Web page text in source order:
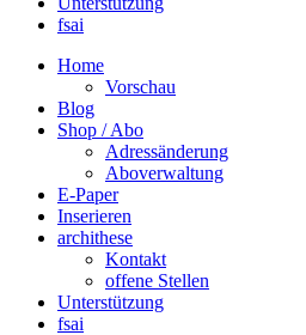
fsai
Home
Vorschau
Blog
Shop / Abo
Adressänderung
Aboverwaltung
E-Paper
Inserieren
archithese
Kontakt
offene Stellen
Unterstützung
fsai